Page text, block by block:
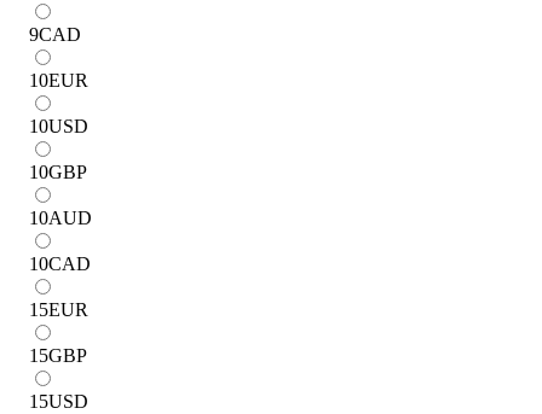
9CAD
10EUR
10USD
10GBP
10AUD
10CAD
15EUR
15GBP
15USD